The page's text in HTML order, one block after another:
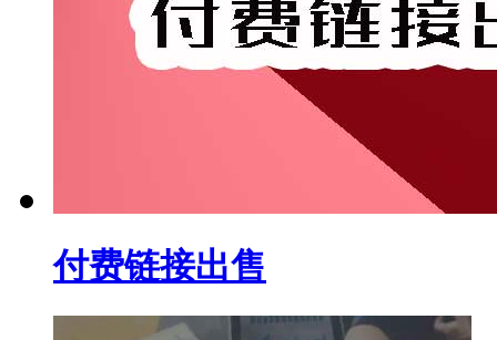
付费链接出售